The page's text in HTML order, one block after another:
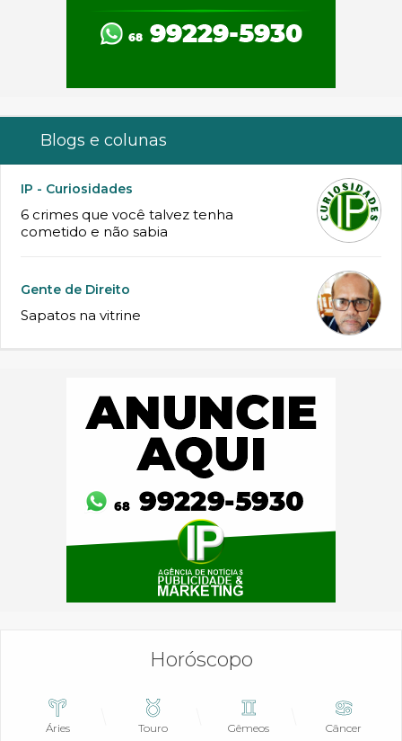
Blogs e colunas
IP - Curiosidades
6 crimes que você talvez tenha
cometido e não sabia
Gente de Direito
Sapatos na vitrine
Horóscopo
Áries Touro Gêmeos Câncer